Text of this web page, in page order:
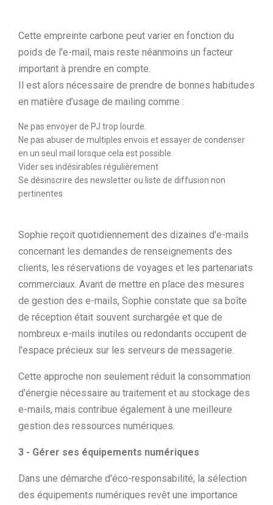
Cette empreinte carbone peut varier en fonction du
poids de l'e-mail, mais reste néanmoins un facteur
important à prendre en compte.
Il est alors nécessaire de prendre de bonnes habitudes
en matière d’usage de mailing comme :
Ne pas envoyer de PJ trop lourde.
Ne pas abuser de multiples envois et essayer de condenser
en un seul mail lorsque cela est possible.
Vider ses indésirables régulièrement
Se désinscrire des newsletter ou liste de diffusion non
pertinentes
Sophie reçoit quotidiennement des dizaines d'e-mails
concernant les demandes de renseignements des
clients, les réservations de voyages et les partenariats
commerciaux. Avant de mettre en place des mesures
de gestion des e-mails, Sophie constate que sa boîte
de réception était souvent surchargée et que de
nombreux e-mails inutiles ou redondants occupent de
l'espace précieux sur les serveurs de messagerie.
Cette approche non seulement réduit la consommation
d'énergie nécessaire au traitement et au stockage des
e-mails, mais contribue également à une meilleure
gestion des ressources numériques.
3 - Gérer ses équipements numériques
Dans une démarche d'éco-responsabilité, la sélection
des équipements numériques revêt une importance